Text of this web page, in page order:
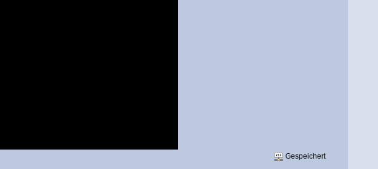
Gespeichert